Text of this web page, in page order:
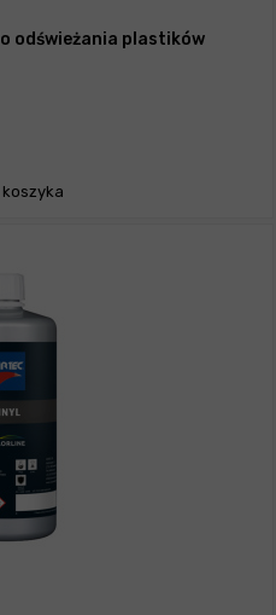
odświeżania plastików
koszyka